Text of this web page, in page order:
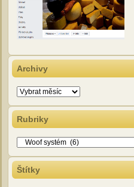
Archivy
Archivy
Rubriky
Rubriky
Štítky